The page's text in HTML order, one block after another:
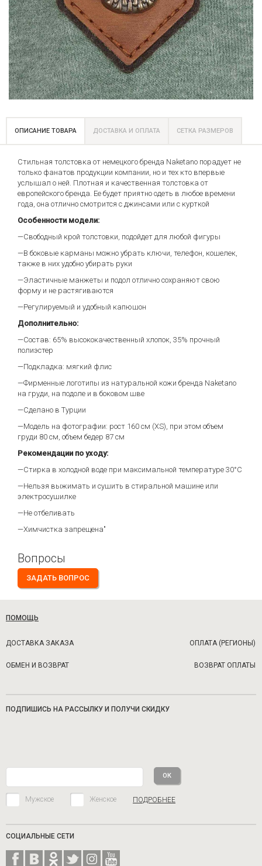
ОПИСАНИЕ ТОВАРА ДОСТАВКА И ОПЛАТА СЕТКА РАЗМЕРОВ
Стильная толстовка от немецкого бренда Naketano порадует не
только фанатов продукции компании, но и тех кто впервые
услышал о ней. Плотная и качественная толстовка от
европейского бренда. Ее будет приятно одеть в любое времени
года, она отлично смотрится с джинсами или с курткой
Особенности модели:
—Свободный крой толстовки, подойдет для любой фигуры
—В боковые карманы можно убрать ключи, телефон, кошелек,
также в них удобно убирать руки
—Эластичные манжеты и подол отлично сохраняют свою
форму и не растягиваются
—Регулируемый и удобный капюшон
Дополнительно:
—Состав: 65% высококачественный хлопок, 35% прочный
полиэстер
—Подкладка: мягкий флис
—Фирменные логотипы из натуральной кожи бренда Naketano
на груди, на подоле и в боковом шве
—Сделано в Турции
—Модель на фотографии: рост 160 см (XS), при этом объем
груди 80 см, объем бедер 87 см
Рекомендации по уходу:
—Cтирка в холодной воде при максимальной температуре 30°С
—Нельзя выжимать и сушить в стиральной машине или
электросушилке
—Не отбеливать
—Химчистка запрещена"
Вопросы
ЗАДАТЬ ВОПРОС
ПОМОЩЬ
ДОСТАВКА ЗАКАЗА ОПЛАТА (РЕГИОНЫ)
ОБМЕН И ВОЗВРАТ ВОЗВРАТ ОПЛАТЫ
ПОДПИШИСЬ НА РАССЫЛКУ И ПОЛУЧИ СКИДКУ
Мужское Женское ПОДРОБНЕЕ
СОЦИАЛЬНЫЕ СЕТИ